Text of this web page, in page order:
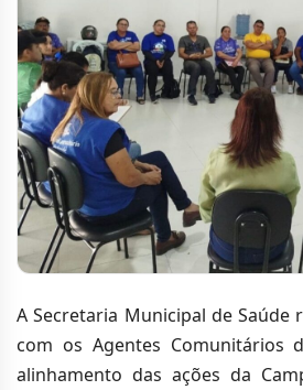
A Secretaria Municipal de Saúde
com os Agentes Comunitários
alinhamento das ações da